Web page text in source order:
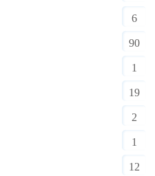
6
90
1
19
2
1
12